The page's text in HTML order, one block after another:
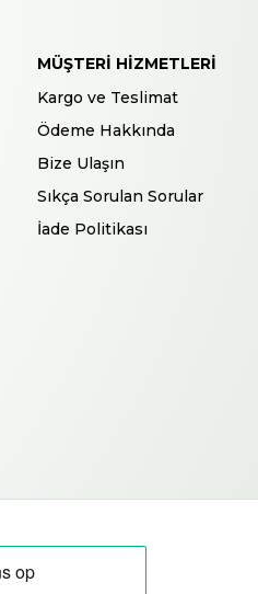
MÜŞTERI HIZMETLERI
Kargo ve Teslimat
Ödeme Hakkında
Bize Ulaşın
Sıkça Sorulan Sorular
İade Politikası